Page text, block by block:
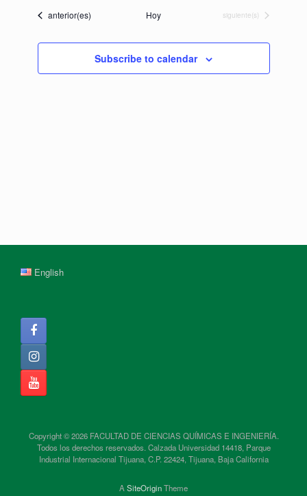
vistas
Eventos
Evento
Eventos
anterior(es) Hoy Eventos
siguiente(s)
Subscribe to calendar
English
Copyright © 2026 FACULTAD DE CIENCIAS QUÍMICAS E INGENIERÍA.
Todos los derechos reservados. Calzada Universidad 14418, Parque
Industrial Internacional Tijuana, C.P. 22424, Tijuana, Baja California
A SiteOriginTheme